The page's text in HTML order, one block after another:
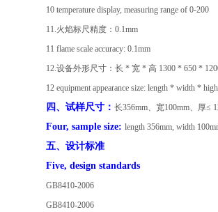
10 temperature display, measuring range of 0-200
11.火焰标尺精度：0.1mm
11 flame scale accuracy: 0.1mm
12.设备外形尺寸：长 * 宽 * 高 1300 * 650 *
12 equipment appearance size: length * width *
四、试样尺寸： 长356mm、宽100mm、厚≤
Four, sample size: length 356mm, width
五、设计标准
Five, design standards
GB8410-2006
GB8410-2006